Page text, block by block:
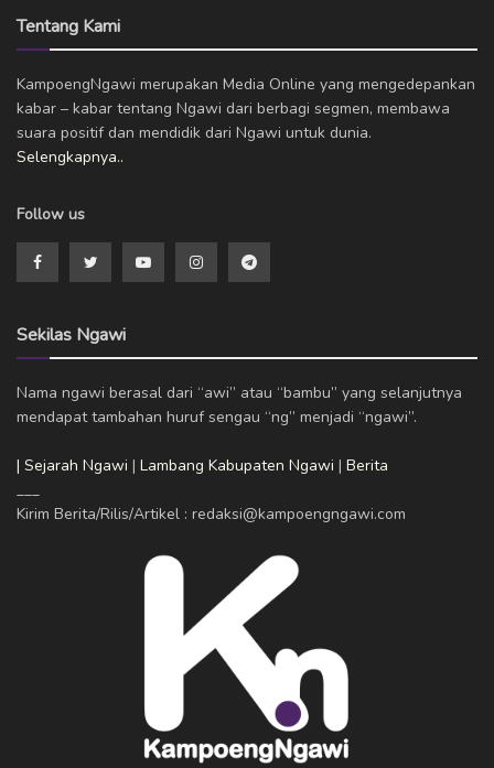
Tentang Kami
KampoengNgawi merupakan Media Online yang mengedepankan
kabar – kabar tentang Ngawi dari berbagi segmen, membawa
suara positif dan mendidik dari Ngawi untuk dunia.
Selengkapnya..
Follow us
Sekilas Ngawi
Nama ngawi berasal dari “awi” atau “bambu” yang selanjutnya
mendapat tambahan huruf sengau “ng” menjadi “ngawi”.
| Sejarah Ngawi | Lambang Kabupaten Ngawi | Berita
Kirim Berita/Rilis/Artikel : redaksi@kampoengngawi.com